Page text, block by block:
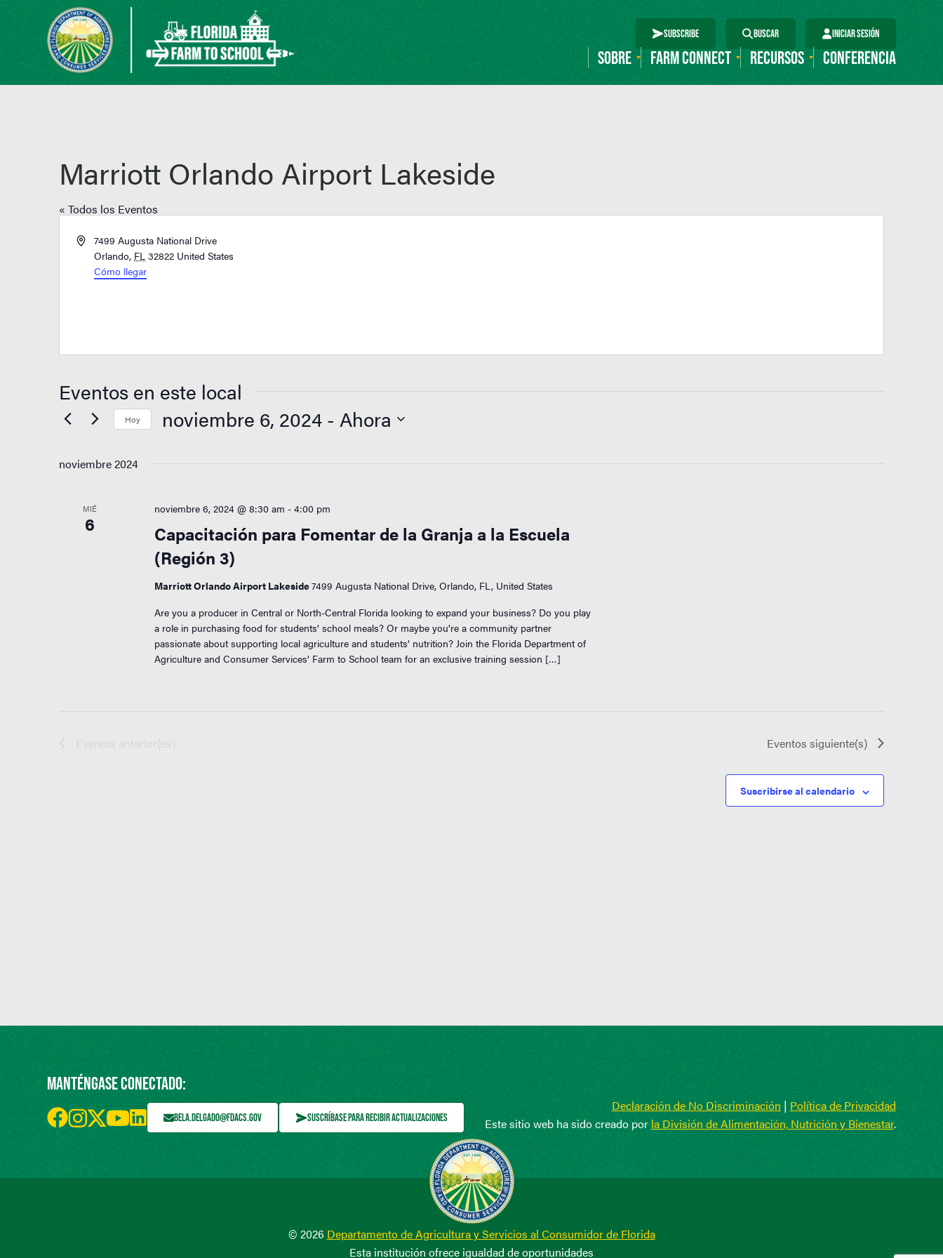
SUBSCRIBE BUSCAR INICIAR SESIÓN
SOBRE FARM CONNECT RECURSOS CONFERENCIA
Marriott Orlando Airport Lakeside
« Todos los Eventos
Dirección7499 Augusta National Drive
Orlando, FL 32822 United States
Cómo llegar
Eventos en este local
Hoy noviembre 6, 2024 - Ahora
noviembre 2024
MIÉ
6
Capacitación para Fomentar de la Granja a la Escuela
(Región 3)
noviembre 6, 2024 @ 8:30 am - 4:00 pm
Marriott Orlando Airport Lakeside7499 Augusta National Drive, Orlando, FL, United States
Are you a producer in Central or North-Central Florida looking to expand your business? Do you play
a role in purchasing food for students’ school meals? Or maybe you’re a community partner
passionate about supporting local agriculture and students’ nutrition? Join the Florida Department of
Agriculture and Consumer Services’ Farm to School team for an exclusive training session […]
Eventos siguiente(s)
Suscribirse al calendario
MANTÉNGASE CONECTADO:
BELA.DELGADO@FDACS.GOV SUSCRÍBASE PARA RECIBIR ACTUALIZACIONES
Declaración de No Discriminación | Política de Privacidad
Este sitio web ha sido creado por la División de Alimentación, Nutrición y Bienestar.
© 2026 Departamento de Agricultura y Servicios al Consumidor de Florida
Esta institución ofrece igualdad de oportunidades